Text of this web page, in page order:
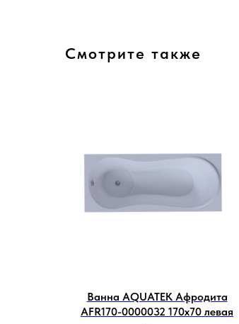
Смотрите также
Ванна AQUATEK Афродита
AFR170-0000032 170х70 левая